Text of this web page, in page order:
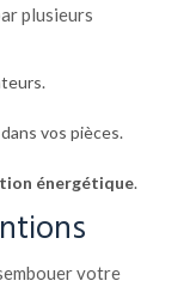
plusieurs
dans vos pièces.
énergétique.
votre